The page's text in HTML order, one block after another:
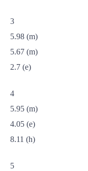
3
5.98 (m)
5.67 (m)
2.7 (e)
4
5.95 (m)
4.05 (e)
8.11 (h)
5